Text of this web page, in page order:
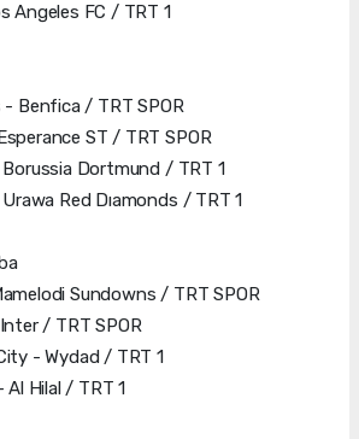
Angeles FC / TRT 1
Benfica / TRT SPOR
ST / TRT SPOR
Dortmund / TRT 1
Red Dıamonds / TRT 1
Sundowns / TRT SPOR
/ TRT SPOR
- Wydad / TRT 1
Al Hilal / TRT 1